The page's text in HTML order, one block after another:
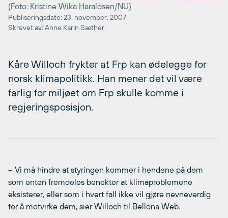
(Foto: Kristine Wika Haraldsen/NU)
Publiseringsdato: 23. november, 2007
Skrevet av: Anne Karin Sæther
Kåre Willoch frykter at Frp kan ødelegge for
norsk klimapolitikk. Han mener det vil være
farlig for miljøet om Frp skulle komme i
regjeringsposisjon.
– Vi må hindre at styringen kommer i hendene på dem
som enten fremdeles benekter at klimaproblemene
eksisterer, eller som i hvert fall ikke vil gjøre nevneverdig
for å motvirke dem, sier Willoch til Bellona Web.